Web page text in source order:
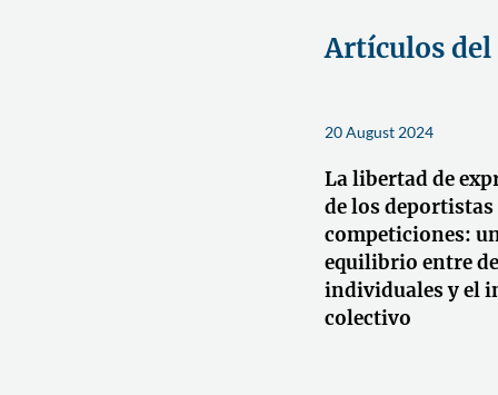
Artículos
20 August 2024
La libertad de
de los deportistas
competiciones:
equilibrio entre
individuales y el
colectivo